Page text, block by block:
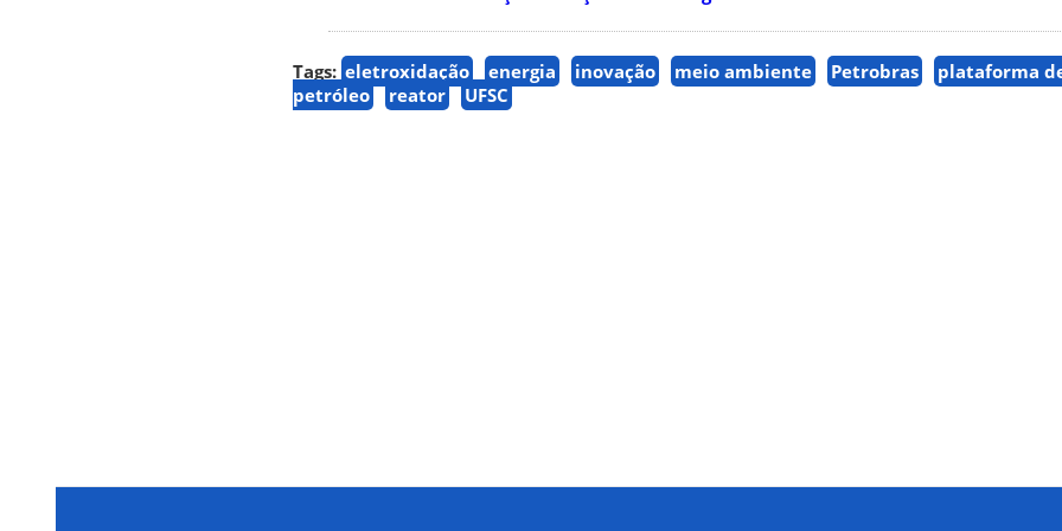
Tags: eletroxidação energia inovação meio ambiente Petrobras
plataforma
petróleo
reator UFSC